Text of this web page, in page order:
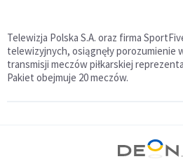
Telewizja Polska S.A. oraz firma
telewizyjnych, osiągnęły porozumienie
transmisji meczów piłkarskiej
Pakiet obejmuje 20 meczów.